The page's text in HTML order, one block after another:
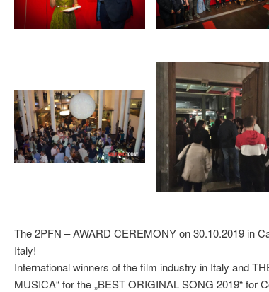
The 2PFN – AWARD CEREMONY on 30.10.2019 in
Italy!
International winners of the film industry in Italy and
MUSICA“ for the „BEST ORIGINAL SONG 2019“ for